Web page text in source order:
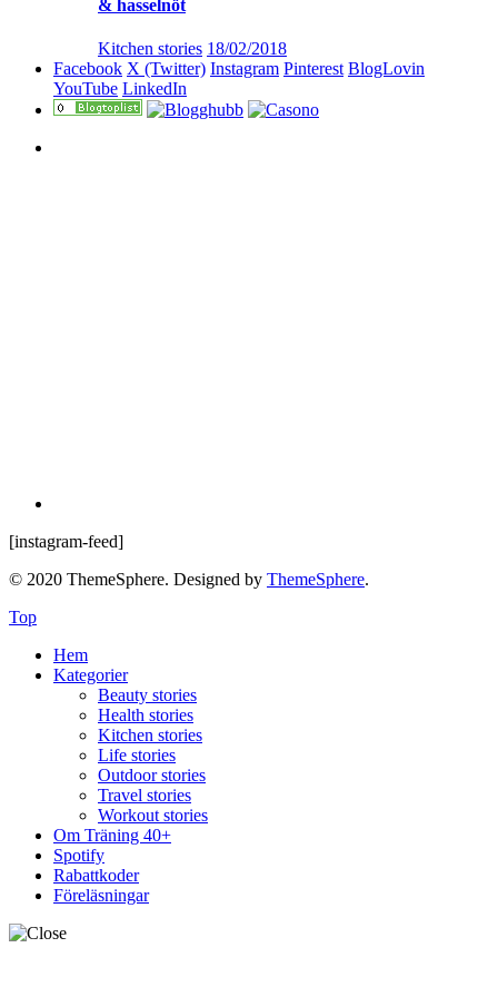
& hasselnöt
Kitchen stories 18/02/2018
Facebook X (Twitter) Instagram Pinterest BlogLovin
YouTube LinkedIn
[instagram-feed]
© 2020 ThemeSphere. Designed by ThemeSphere.
Top
Hem
Kategorier
Beauty stories
Health stories
Kitchen stories
Life stories
Outdoor stories
Travel stories
Workout stories
Om Träning 40+
Spotify
Rabattkoder
Föreläsningar